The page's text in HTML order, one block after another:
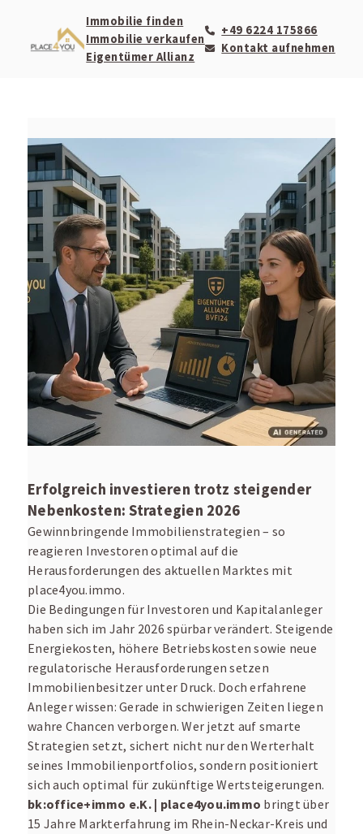
Immobilie finden
Immobilie verkaufen
Eigentümer Allianz
+49 6224 175866
Kontakt aufnehmen
Erfolgreich investieren trotz steigender
Nebenkosten: Strategien 2026
Gewinnbringende Immobilienstrategien – so
reagieren Investoren optimal auf die
Herausforderungen des aktuellen Marktes mit
place4you.immo.
Die Bedingungen für Investoren und Kapitalanleger
haben sich im Jahr 2026 spürbar verändert. Steigende
Energiekosten, höhere Betriebskosten sowie neue
regulatorische Herausforderungen setzen
Immobilienbesitzer unter Druck. Doch erfahrene
Anleger wissen: Gerade in schwierigen Zeiten liegen
wahre Chancen verborgen. Wer jetzt auf smarte
Strategien setzt, sichert nicht nur den Werterhalt
seines Immobilienportfolios, sondern positioniert
sich auch optimal für zukünftige Wertsteigerungen.
bk:office+immo e.K. | place4you.immo bringt über
15 Jahre Markterfahrung im Rhein-Neckar-Kreis und